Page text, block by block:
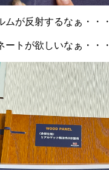
ムが反射するなぁ・・・
ートが欲しいなぁ・・・